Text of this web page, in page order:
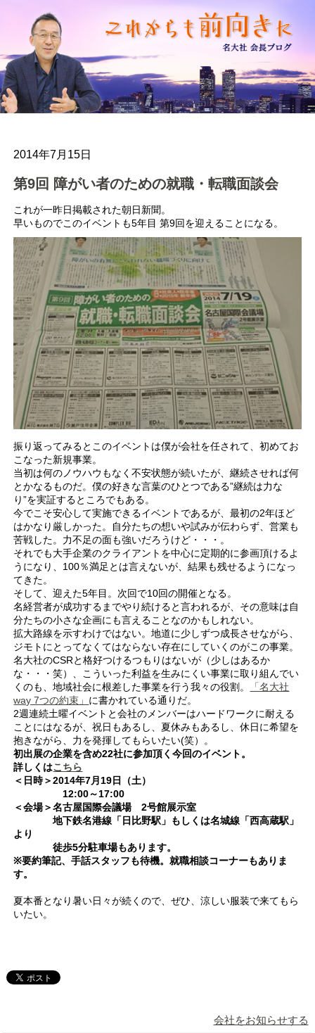
2014年7月15日
第9回 障がい者のための就職・転職面談会
これが一昨日掲載された朝日新聞。
早いものでこのイベントも5年目 第9回を迎えることになる。
振り返ってみるとこのイベントは僕が会社を任されて、初めてお
こなった新規事業。
当初は何のノウハウもなく不安状態が続いたが、継続させれば何
とかなるものだ。僕の好きな言葉のひとつである”継続は力な
り”を実証するところでもある。
今でこそ安心して実施できるイベントであるが、最初の2年ほど
はかなり厳しかった。自分たちの想いや試みが伝わらず、営業も
苦戦した。力不足の面も強いだろうけど・・・。
それでも大手企業のクライアントを中心に定期的に参画頂けるよ
うになり、100％満足とは言えないが、結果も残せるようになっ
てきた。
そして、迎えた5年目。次回で10回の開催となる。
名経営者が成功するまでやり続けると言われるが、その意味は自
分たちの小さな企画にも言えることなのかもしれない。
拡大路線を示すわけではない。地道に少しずつ成長させながら、
ジモトにとってなくてはならない存在にしていくのがこの事業。
名大社のCSRと格好つけるつもりはないが（少しはあるか
な・・・笑）、こういった利益を生みにくい事業に取り組んでい
くのも、地域社会に根差した事業を行う我々の役割。
「名大社
way 7つの約束」 に書かれている通りだ。
2週連続土曜イベントと会社のメンバーはハードワークに耐える
ことにはなるが、祝日もあるし、夏休みもあるし、休日に希望を
抱きながら、力を発揮してもらいたい(笑）。
初出展の企業を含め22社に参加頂く今回のイベント。
詳しくはこちら
＜日時＞2014年7月19日（土）
12:00～17:00
＜会場＞名古屋国際会議場 2号館展示室
地下鉄名港線「日比野駅」もしくは名城線「西高蔵駅」
より
徒歩5分駐車場もあります。
※要約筆記、手話スタッフも待機。就職相談コーナーもありま
す。
夏本番となり暑い日々が続くので、ぜひ、涼しい服装で来てもら
いたい。
会社をお知らせする